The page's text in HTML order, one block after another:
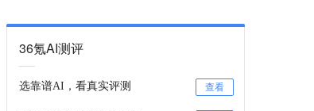
36氪AI测评
选靠谱AI，看真实评测 查看